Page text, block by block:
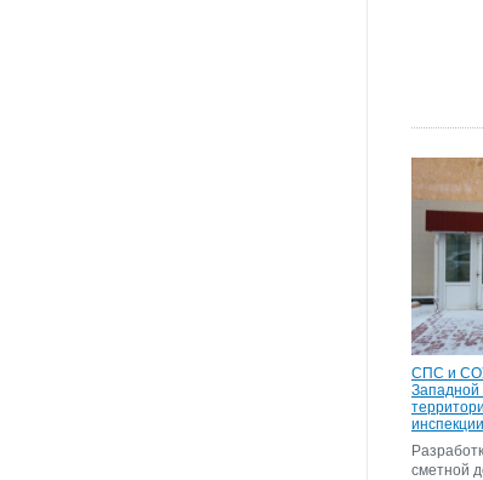
СПС и
Западной
сметной